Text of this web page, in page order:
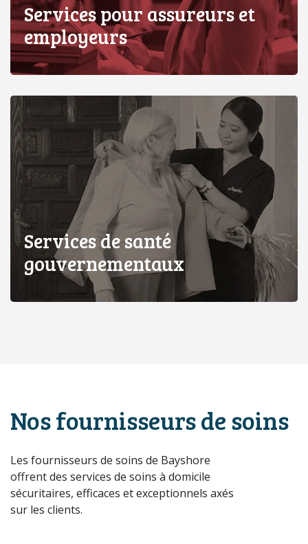
Services pour assureurs et
employeurs
Services de santé
gouvernementaux
Nos fournisseurs de soins
Les fournisseurs de soins de Bayshore
offrent des services de soins à domicile
sécuritaires, efficaces et exceptionnels axés
sur les clients.